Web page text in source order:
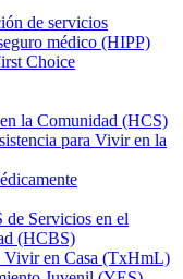
de servicios
médico (HIPP)
Choice
la Comunidad (HCS)
para Vivir en la
Servicios en el
(HCBS)
Vivir en Casa (TxHmL)